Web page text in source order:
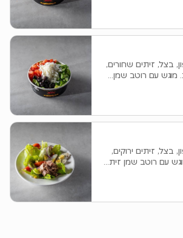
בצל, זיתים שחורים,
מוגש עם רוטב שמן...
בצל, זיתים ירוקים,
עם רוטב שמן זית...